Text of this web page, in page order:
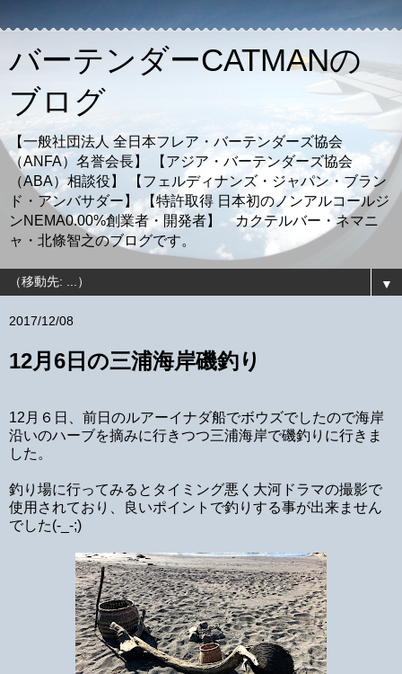
バーテンダーCATMANの
ブログ
【一般社団法人 全日本フレア・バーテンダーズ協会
（ANFA）名誉会長】 【アジア・バーテンダーズ協会
（ABA）相談役】 【フェルディナンズ・ジャパン・ブラン
ド・アンバサダー】 【特許取得 日本初のノンアルコールジ
ンNEMA0.00%創業者・開発者】 カクテルバー・ネマニ
ャ・北條智之のブログです。
▼
2017/12/08
12月6日の三浦海岸磯釣り
12月６日、前日のルアーイナダ船でボウズでしたので海岸
沿いのハーブを摘みに行きつつ三浦海岸で磯釣りに行きま
した。
釣り場に行ってみるとタイミング悪く大河ドラマの撮影で
使用されており、良いポイントで釣りする事が出来ません
でした(-_-;)